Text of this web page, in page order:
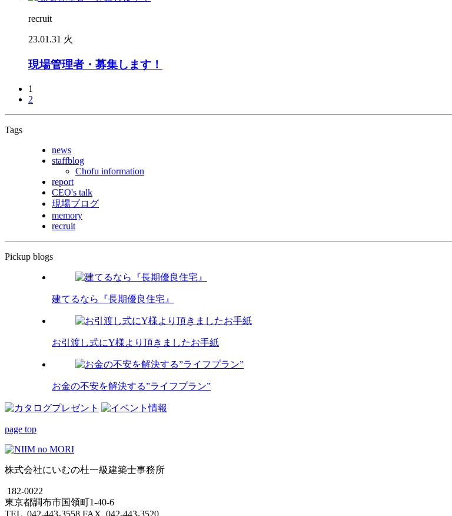
recruit
23.01.31 火
現場管理者・募集します！
1
2
Tags
news
staffblog
Chofu information
report
CEO's talk
現場ブログ
memory
recruit
Pickup blogs
建てるなら『長期優良住宅』
お引渡し式にY様より頂きましたお手紙
お金の不安を解決する”ライフプラン”
page top
株式会社にいむの杜一級建築士事務所
182-0022
東京都調布市国領町1-40-6
TEL. 042-443-3558 FAX. 042-443-3520